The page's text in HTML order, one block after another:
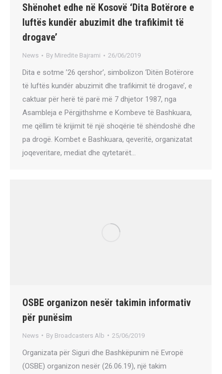
Shënohet edhe në Kosovë ‘Dita Botërore e
luftës kundër abuzimit dhe trafikimit të
drogave’
News By Miredite Bajrami 26/06/2019
Dita e sotme ’26 qershor’, simbolizon ‘Ditën Botërore
të luftës kundër abuzimit dhe trafikimit të drogave’, e
caktuar për herë të parë më 7 dhjetor 1987, nga
Asambleja e Përgjithshme e Kombeve të Bashkuara,
me qëllim të krijimit të një shoqërie të shëndoshë dhe
pa drogë. Kombet e Bashkuara, qeveritë, organizatat
joqeveritare, mediat dhe qytetarët…
OSBE organizon nesër takimin informativ
për punësim
News By Broadcasters Alb 25/06/2019
Organizata për Siguri dhe Bashkëpunim në Evropë
(OSBE) organizon nesër (26.06.19), një takim